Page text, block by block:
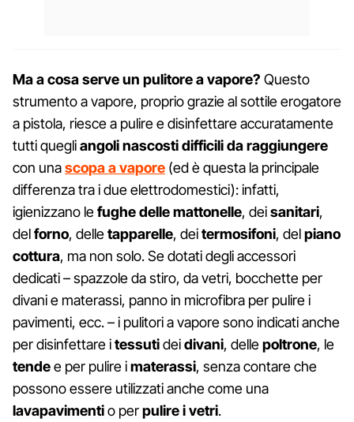
Ma a cosa serve un pulitore a vapore? Questo
strumento a vapore, proprio grazie al sottile erogatore
a pistola, riesce a pulire e disinfettare accuratamente
tutti quegliangoli nascosti difficili da raggiungere
con unascopa a vapore (ed è questa la principale
differenza tra i due elettrodomestici): infatti,
igienizzano lefughe delle mattonelle, deisanitari,
delforno, delletapparelle, deitermosifoni, delpiano
cottura, ma non solo. Se dotati degli accessori
dedicati – spazzole da stiro, da vetri, bocchette per
divani e materassi, panno in microfibra per pulire i
pavimenti, ecc. – i pulitori a vapore sono indicati anche
per disinfettare itessutideidivani, dellepoltrone, le
tendee per pulire imaterassi, senza contare che
possono essere utilizzati anche come una
lavapavimentio perpulire i vetri.